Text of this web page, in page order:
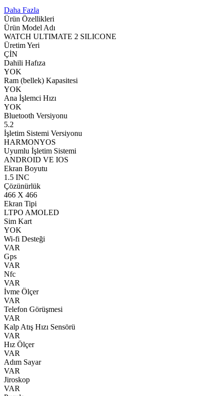
Daha Fazla
Ürün Özellikleri
Ürün Model Adı
WATCH ULTIMATE 2 SILICONE
Üretim Yeri
ÇİN
Dahili Hafıza
YOK
Ram (bellek) Kapasitesi
YOK
Ana İşlemci Hızı
YOK
Bluetooth Versiyonu
5.2
İşletim Sistemi Versiyonu
HARMONYOS
Uyumlu İşletim Sistemi
ANDROID VE IOS
Ekran Boyutu
1.5 INC
Çözünürlük
466 X 466
Ekran Tipi
LTPO AMOLED
Sim Kart
YOK
Wi-fi Desteği
VAR
Gps
VAR
Nfc
VAR
İvme Ölçer
VAR
Telefon Görüşmesi
VAR
Kalp Atış Hızı Sensörü
VAR
Hız Ölçer
VAR
Adım Sayar
VAR
Jiroskop
VAR